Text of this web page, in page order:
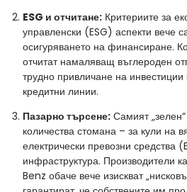
ESG и отчитане:Критериите за
управленски (ESG) аспекти вече
осигуряването на финансиране.
отчитат намаляващ въглероден
трудно привличане на
кредитни линии.
Пазарно търсене:Самият
количества стомана – за кули на
електрически превозни средства
инфраструктура. Производители
Benz обаче вече изискват